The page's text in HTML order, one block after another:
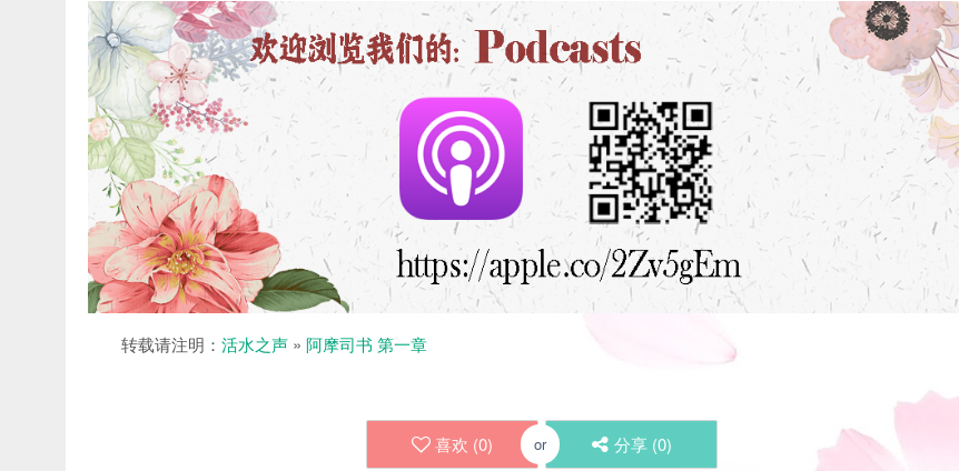
转载请注明： 活水之声 » 阿摩司书 第一章
喜欢 (0) or 分享 (0)